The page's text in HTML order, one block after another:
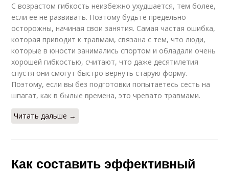
С возрастом гибкость неизбежно ухудшается, тем более,
если ее не развивать. Поэтому будьте предельно
осторожны, начиная свои занятия. Самая частая ошибка,
которая приводит к травмам, связана с тем, что люди,
которые в юности занимались спортом и обладали очень
хорошей гибкостью, считают, что даже десятилетия
спустя они смогут быстро вернуть старую форму.
Поэтому, если вы без подготовки попытаетесь сесть на
шпагат, как в былые времена, это чревато травмами.
Читать дальше →
Как составить эффективный